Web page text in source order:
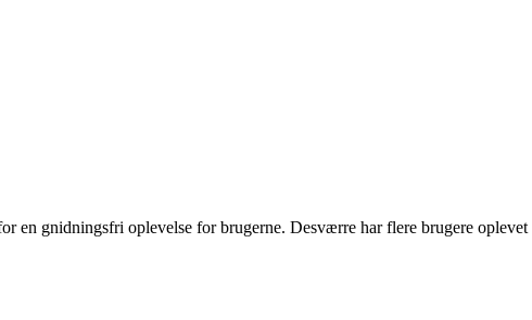
en gnidningsfri oplevelse for brugerne. Desværre har flere brugere oplevet